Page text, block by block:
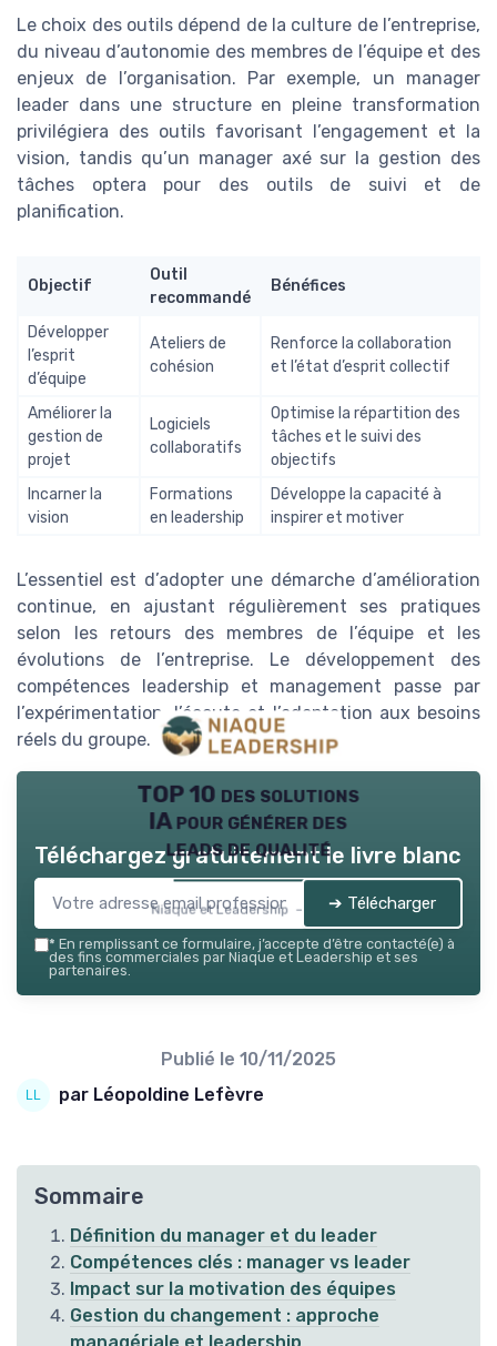
Le choix des outils dépend de la culture de l’entreprise,
du niveau d’autonomie des membres de l’équipe et des
enjeux de l’organisation. Par exemple, un manager
leader dans une structure en pleine transformation
privilégiera des outils favorisant l’engagement et la
vision, tandis qu’un manager axé sur la gestion des
tâches optera pour des outils de suivi et de
planification.
Objectif
Outil
recommandé
Bénéfices
Développer
l’esprit
d’équipe
Ateliers de
cohésion
Renforce la collaboration
et l’état d’esprit collectif
Améliorer la
gestion de
projet
Logiciels
collaboratifs
Optimise la répartition des
tâches et le suivi des
objectifs
Incarner la
vision
Formations
en leadership
Développe la capacité à
inspirer et motiver
L’essentiel est d’adopter une démarche d’amélioration
continue, en ajustant régulièrement ses pratiques
selon les retours des membres de l’équipe et les
évolutions de l’entreprise. Le développement des
compétences leadership et management passe par
l’expérimentation, l’écoute et l’adaptation aux besoins
réels du groupe.
TOP 10 des solutions
IA pour générer des
leads de qualité
Niaque et Leadership — 2026
Téléchargez gratuitement le livre blanc
➔ Télécharger
* En remplissant ce formulaire, j’accepte d’être contacté(e) à
des fins commerciales par Niaque et Leadership et ses
partenaires.
Publié le 10/11/2025
par Léopoldine Lefèvre
Sommaire
Définition du manager et du leader
Compétences clés : manager vs leader
Impact sur la motivation des équipes
Gestion du changement : approche
managériale et leadership